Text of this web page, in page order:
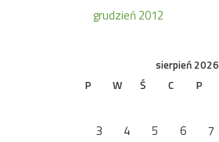
grudzień 2012
sierpień 2026
P
W Ś C P
3
4 5 6 7